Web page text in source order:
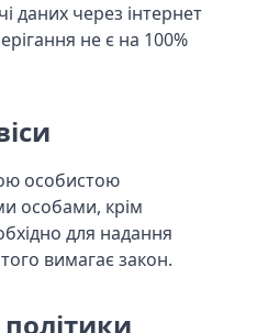
даних через інтернет
не є на 100%
особистою
особами, крім
для надання
вимагає закон.
політики